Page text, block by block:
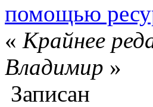
помощью
« Крайнее
Влaдимир »
Записан